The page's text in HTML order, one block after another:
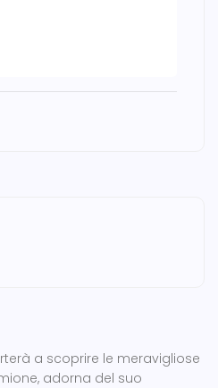
a scoprire le meravigliose
adorna del suo